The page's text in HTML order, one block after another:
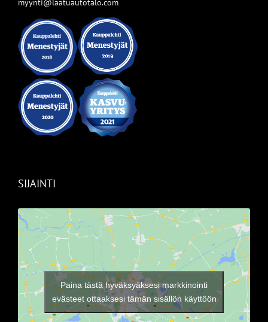
myynti@laatuautotalo.com
SIJAINTI
Paina tästä hyväksyäksesi markkinointi
evästeet ottaaksesi tämän sisällön käyttöön